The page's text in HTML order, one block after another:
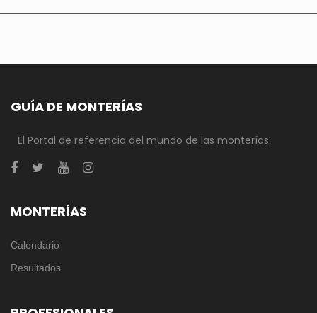
GUÍA DE MONTERÍAS
El Portal de referencia del mundo de las monterías.
MONTERÍAS
Calendario
Resultados